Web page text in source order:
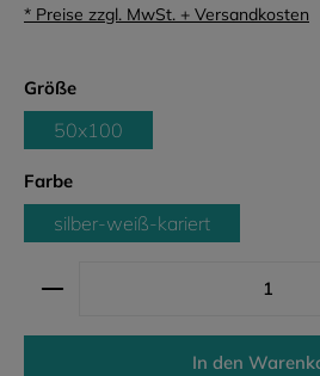
* Preise zzgl. MwSt. + Versandkosten
Größeauswählen
50x100
Farbeauswählen
silber-weiß-kariert
Produkt Anzahl: Gib den
In den